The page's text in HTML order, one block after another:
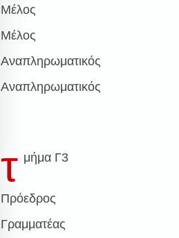
Μέλος
Μέλος
Αναπληρωματικός
Αναπληρωματικός
τ μήμα Γ3
Πρόεδρος
Γραμματέας